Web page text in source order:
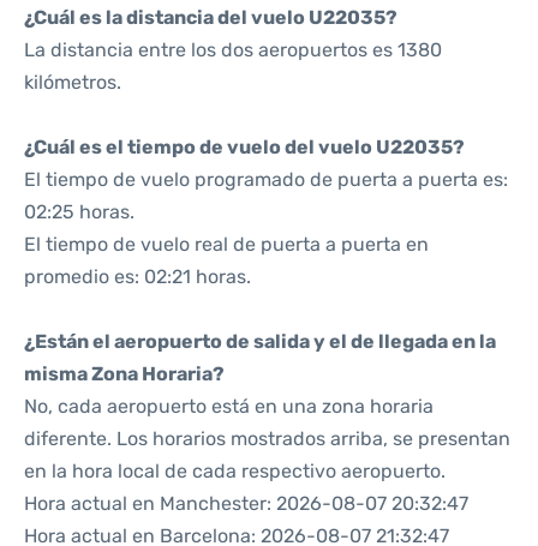
¿Cuál es la distancia del vuelo U22035?
La distancia entre los dos aeropuertos es 1380
kilómetros.
¿Cuál es el tiempo de vuelo del vuelo U22035?
El tiempo de vuelo programado de puerta a puerta es:
02:25 horas.
El tiempo de vuelo real de puerta a puerta en
promedio es: 02:21 horas.
¿Están el aeropuerto de salida y el de llegada en la
misma Zona Horaria?
No, cada aeropuerto está en una zona horaria
diferente. Los horarios mostrados arriba, se presentan
en la hora local de cada respectivo aeropuerto.
Hora actual en Manchester: 2026-08-07 20:32:47
Hora actual en Barcelona: 2026-08-07 21:32:47